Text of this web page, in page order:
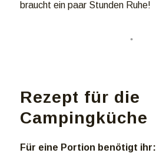
braucht ein paar Stunden Ruhe!
Rezept für die
Campingküche
Für eine Portion benötigt ihr: